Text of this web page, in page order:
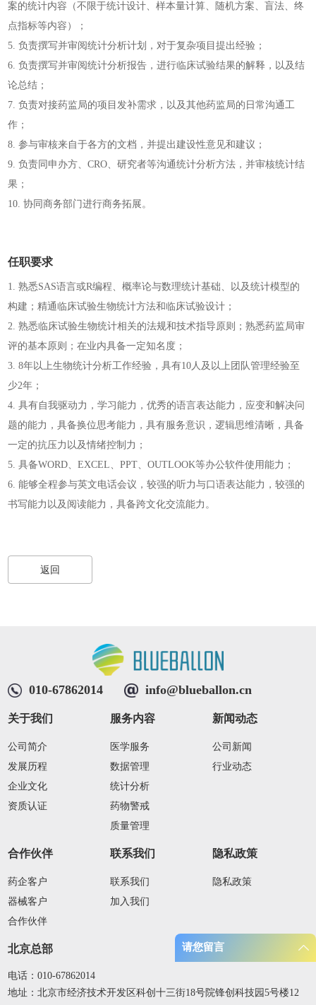
请您留言
案的统计内容（不限于统计设计、样本量计算、随机方案、盲法、终
点指标等内容）；
5. 负责撰写并审阅统计分析计划，对于复杂项目提出经验；
6. 负责撰写并审阅统计分析报告，进行临床试验结果的解释，以及结
论总结；
7. 负责对接药监局的项目发补需求，以及其他药监局的日常沟通工
作；
8. 参与审核来自于各方的文档，并提出建设性意见和建议；
9. 负责同申办方、CRO、研究者等沟通统计分析方法，并审核统计结
果；
10. 协同商务部门进行商务拓展。
任职要求
1. 熟悉SAS语言或R编程、概率论与数理统计基础、以及统计模型的
构建；精通临床试验生物统计方法和临床试验设计；
2. 熟悉临床试验生物统计相关的法规和技术指导原则；熟悉药监局审
评的基本原则；在业内具备一定知名度；
3. 8年以上生物统计分析工作经验，具有10人及以上团队管理经验至
少2年；
4. 具有自我驱动力，学习能力，优秀的语言表达能力，应变和解决问
题的能力，具备换位思考能力，具有服务意识，逻辑思维清晰，具备
一定的抗压力以及情绪控制力；
5. 具备WORD、EXCEL、PPT、OUTLOOK等办公软件使用能力；
6. 能够全程参与英文电话会议，较强的听力与口语表达能力，较强的
书写能力以及阅读能力，具备跨文化交流能力。
返回
010-67862014 info@blueballon.cn
关于我们
公司简介
发展历程
企业文化
资质认证
服务内容
医学服务
数据管理
统计分析
药物警戒
质量管理
新闻动态
公司新闻
行业动态
合作伙伴
药企客户
器械客户
合作伙伴
联系我们
联系我们
加入我们
隐私政策
隐私政策
北京总部
电话：010-67862014
地址：北京市经济技术开发区科创十三街18号院锋创科技园5号楼12